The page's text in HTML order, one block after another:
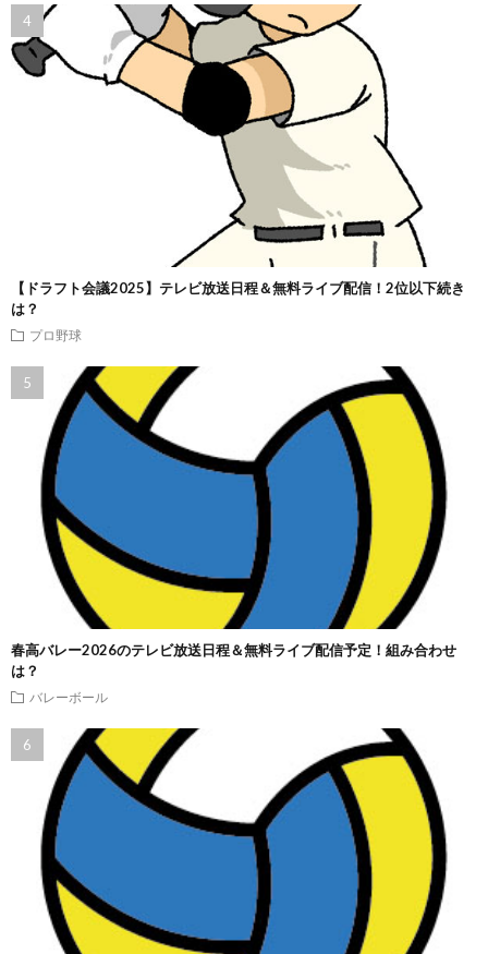
【ドラフト会議2025】テレビ放送日程＆無料ライブ配信！2位以下続き
は？
プロ野球
春高バレー2026のテレビ放送日程＆無料ライブ配信予定！組み合わせ
は？
バレーボール